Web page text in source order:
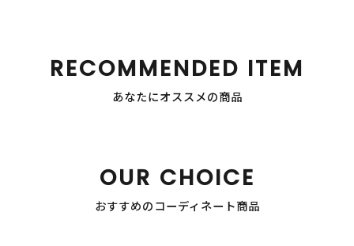
RECOMMENDED ITEM
あなたにオススメの商品
OUR CHOICE
おすすめのコーディネート商品